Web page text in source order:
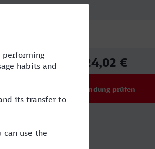
24,02 €
Verbindung prüfen